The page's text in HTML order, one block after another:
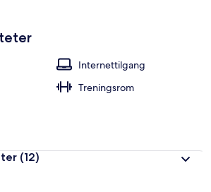
Internettilgang
Treningsrom
(12)